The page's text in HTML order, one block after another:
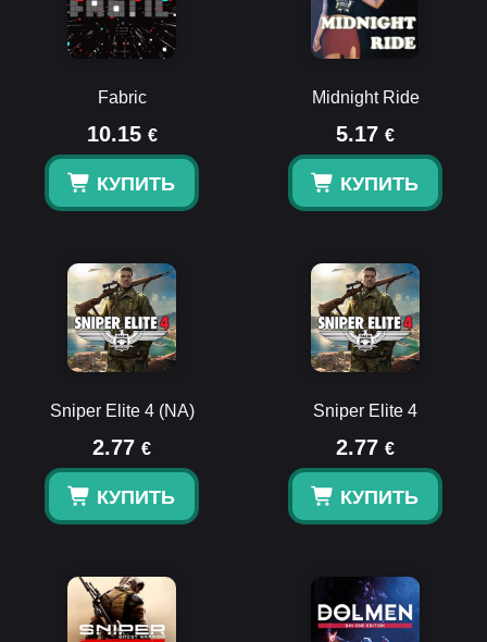
Fabric
10.15 €
КУПИТЬ
Midnight Ride
5.17 €
КУПИТЬ
Sniper Elite 4 (NA)
2.77 €
КУПИТЬ
Sniper Elite 4
2.77 €
КУПИТЬ